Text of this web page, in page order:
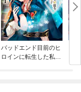
バッドエンド目前のヒ
ロインに転生した私、